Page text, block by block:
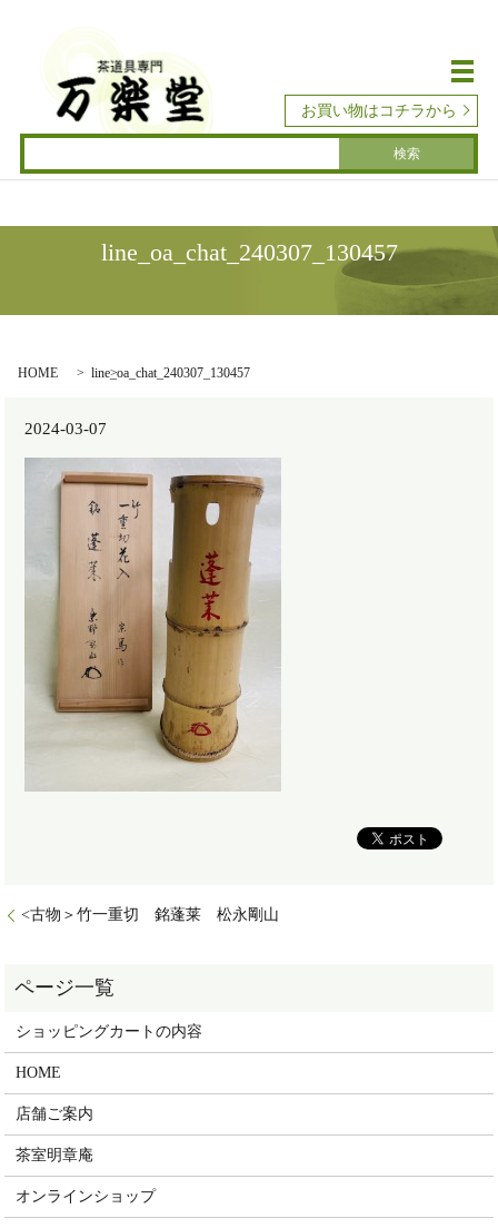
メ
お買い物はコチラから
line_oa_chat_240307_130457
HOME line_oa_chat_240307_130457
2024-03-07
<古物＞竹一重切 銘蓬莱 松永剛山
ショッピングカートの内容
HOME
店舗ご案内
茶室明章庵
オンラインショップ